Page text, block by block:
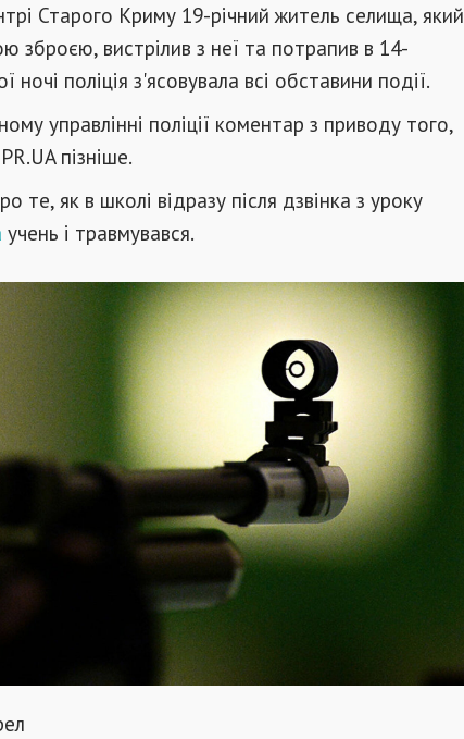
Старого Криму 19-річний житель селища, який
зброєю, вистрілив з неї та потрапив в 14-
ночі поліція з'ясовувала всі обставини події.
управлінні поліції коментар з приводу того,
пізніше.
те, як в школі відразу після дзвінка з уроку
учень і травмувався.